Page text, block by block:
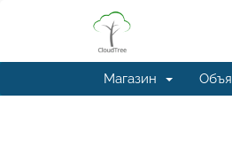
Магазин